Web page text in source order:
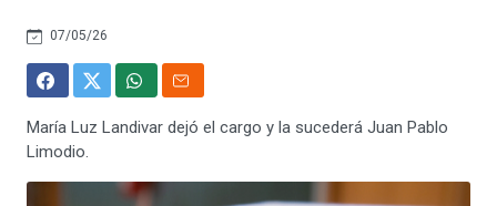
07/05/26
María Luz Landivar dejó el cargo y la sucederá Juan Pablo
Limodio.